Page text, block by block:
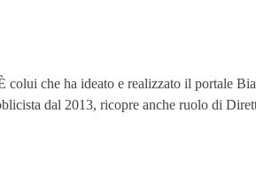
che ha ideato e realizzato il portale
dal 2013, ricopre anche ruolo di